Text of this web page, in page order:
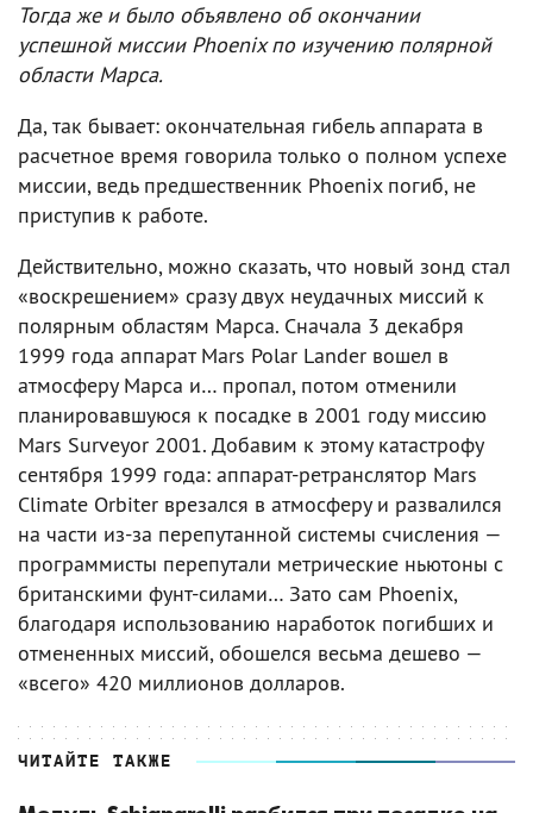
Тогда же и было объявлено об окончании
успешной миссии Phoenix по изучению полярной
области Марса.
Да, так бывает: окончательная гибель аппарата в
расчетное время говорила только о полном успехе
миссии, ведь предшественник Phoenix погиб, не
приступив к работе.
Действительно, можно сказать, что новый зонд стал
«воскрешением» сразу двух неудачных миссий к
полярным областям Марса. Сначала 3 декабря
1999 года аппарат Mars Polar Lander вошел в
атмосферу Марса и… пропал, потом отменили
планировавшуюся к посадке в 2001 году миссию
Mars Surveyor 2001. Добавим к этому катастрофу
сентября 1999 года: аппарат-ретранслятор Mars
Climate Orbiter врезался в атмосферу и развалился
на части из-за перепутанной системы счисления —
программисты перепутали метрические ньютоны с
британскими фунт-силами… Зато сам Phoenix,
благодаря использованию наработок погибших и
отмененных миссий, обошелся весьма дешево —
«всего» 420 миллионов долларов.
ЧИТАЙТЕ ТАКЖЕ